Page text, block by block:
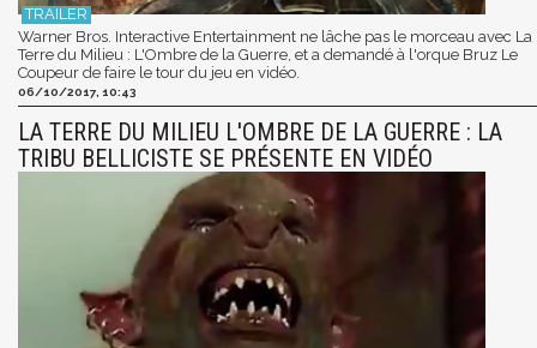
Warner Bros. Interactive Entertainment ne lâche pas le morceau avec La
Terre du Milieu : L'Ombre de la Guerre, et a demandé à l'orque Bruz Le
Coupeur de faire le tour du jeu en vidéo.
06/10/2017, 10:43
LA TERRE DU MILIEU L'OMBRE DE LA GUERRE : LA
TRIBU BELLICISTE SE PRÉSENTE EN VIDÉO